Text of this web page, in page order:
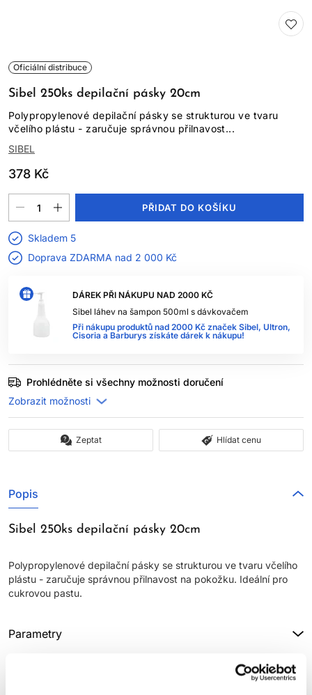
Oficiální distribuce
Sibel 250ks depilační pásky 20cm
Polypropylenové depilační pásky se strukturou ve tvaru
včelího plástu - zaručuje správnou přilnavost...
SIBEL
378 Kč
DÁREK PŘI NÁKUPU NAD 2000 KČ
Sibel láhev na šampon 500ml s dávkovačem
Při nákupu produktů nad 2000 Kč značek Sibel, Ultron,
Cisoria a Barburys získáte dárek k nákupu!
PŘIDAT DO KOŠÍKU
Skladem 5
Doprava ZDARMA nad 2 000 Kč
Prohlédněte si všechny možnosti doručení
Zeptat Hlídat cenu
Popis
Sibel 250ks depilační pásky 20cm
Polypropylenové depilační pásky se strukturou ve tvaru včelího
plástu - zaručuje správnou přilnavost na pokožku. Ideální pro
cukrovou pastu.
Parametry